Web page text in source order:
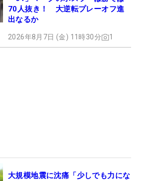
70人抜き！ 大逆転プレーオフ進
出なるか
2026年8月7日 (金) 11時30分 1
大規模地震に沈痛「少しでも力にな